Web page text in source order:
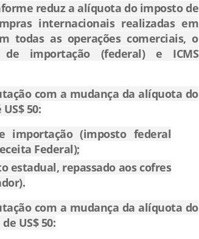
reduz a alíquota do imposto de
internacionais realizadas em
todas as operações comerciais, o
importação (federal) e ICMS
com a mudança da alíquota do
50:
importação (imposto federal
Federal);
estadual, repassado aos cofres
com a mudança da alíquota do
US$ 50: